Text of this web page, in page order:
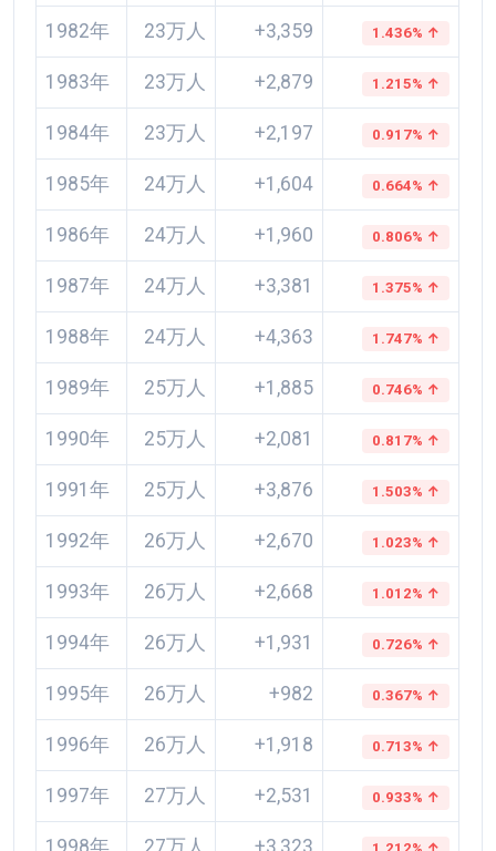
1982年 23万人 +3,359 1.436% ↑
1983年 23万人 +2,879 1.215% ↑
1984年 23万人 +2,197 0.917% ↑
1985年 24万人 +1,604 0.664% ↑
1986年 24万人 +1,960 0.806% ↑
1987年 24万人 +3,381 1.375% ↑
1988年 24万人 +4,363 1.747% ↑
1989年 25万人 +1,885 0.746% ↑
1990年 25万人 +2,081 0.817% ↑
1991年 25万人 +3,876 1.503% ↑
1992年 26万人 +2,670 1.023% ↑
1993年 26万人 +2,668 1.012% ↑
1994年 26万人 +1,931 0.726% ↑
1995年 26万人 +982 0.367% ↑
1996年 26万人 +1,918 0.713% ↑
1997年 27万人 +2,531 0.933% ↑